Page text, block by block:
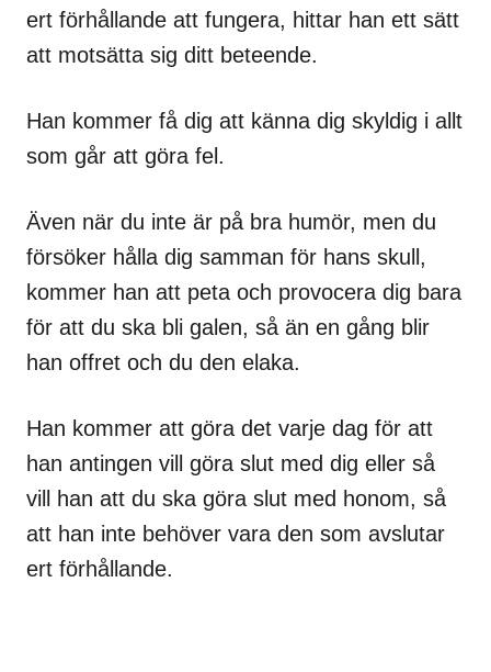
ert förhållande att fungera, hittar han ett sätt
att motsätta sig ditt beteende.
Han kommer få dig att känna dig skyldig i allt
som går att göra fel.
Även när du inte är på bra humör, men du
försöker hålla dig samman för hans skull,
kommer han att peta och provocera dig bara
för att du ska bli galen, så än en gång blir
han offret och du den elaka.
Han kommer att göra det varje dag för att
han antingen vill göra slut med dig eller så
vill han att du ska göra slut med honom, så
att han inte behöver vara den som avslutar
ert förhållande.